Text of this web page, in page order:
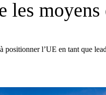
moyens
l’UE en tant que